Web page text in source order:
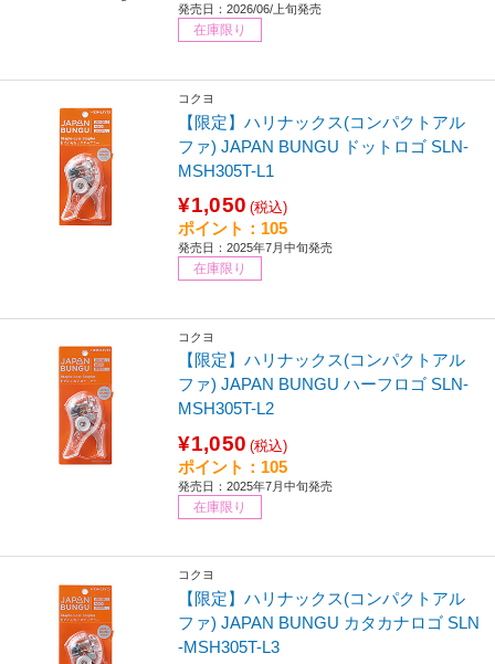
発売日：2026/06/上旬発売
在庫限り
コクヨ
【限定】ハリナックス(コンパクトアル
ファ) JAPAN BUNGU ドットロゴ SLN-
MSH305T-L1
¥1,050 (税込)
ポイント：105
発売日：2025年7月中旬発売
在庫限り
コクヨ
【限定】ハリナックス(コンパクトアル
ファ) JAPAN BUNGU ハーフロゴ SLN-
MSH305T-L2
¥1,050 (税込)
ポイント：105
発売日：2025年7月中旬発売
在庫限り
コクヨ
【限定】ハリナックス(コンパクトアル
ファ) JAPAN BUNGU カタカナロゴ SLN
-MSH305T-L3